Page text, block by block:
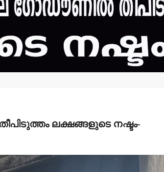
ലക്ഷങ്ങളുടെ നഷ്ടം-